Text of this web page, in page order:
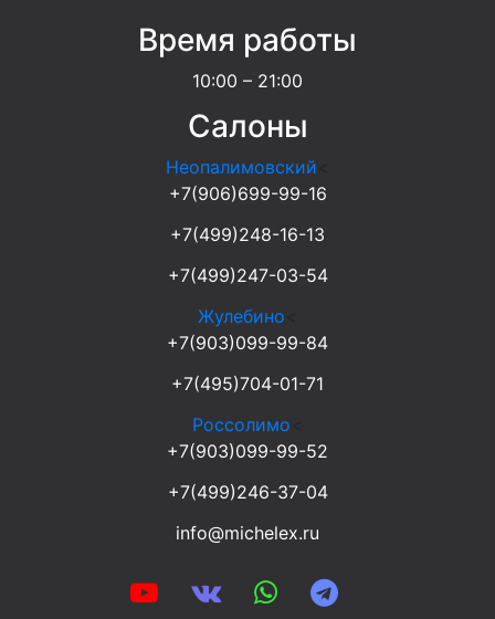
Время работы
10:00 – 21:00
Салоны
Неопалимовский
+7(906)699-99-16
+7(499)248-16-13
+7(499)247-03-54
Жулебино
+7(903)099-99-84
+7(495)704-01-71
Россолимо
+7(903)099-99-52
+7(499)246-37-04
info@michelex.ru